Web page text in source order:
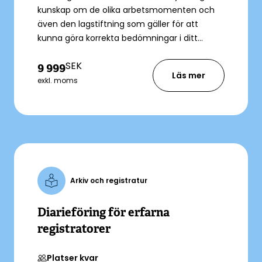
kunskap om de olika arbetsmomenten och
även den lagstiftning som gäller för att
kunna göra korrekta bedömningar i ditt
9 999SEK
exkl. moms Läs mer
Arkiv och registratur
Diarieföring för erfarna
registratorer
Platser kvar